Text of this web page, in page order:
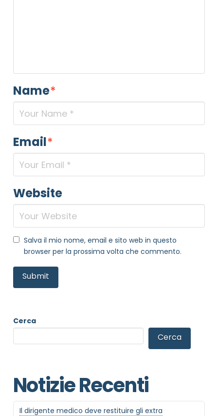
Name*
Email*
Website
Salva il mio nome, email e sito web in questo
browser per la prossima volta che commento.
Cerca
Cerca
Notizie Recenti
Il dirigente medico deve restituire gli extra
NOME STRUTTURA
MAIL REFERENTE*
MOTIVO DEL CONTATTO*
Informativa Privacy*
Ho preso visione dell'informativa privacy
Desidero rimanere aggiornato sulle ultime
novità dell'Associazione tramite l'iscrizione alla
newsletter